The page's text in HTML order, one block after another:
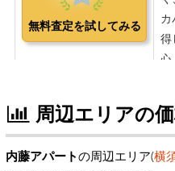
周辺エリアの
内藤アパートの周辺エリア(横